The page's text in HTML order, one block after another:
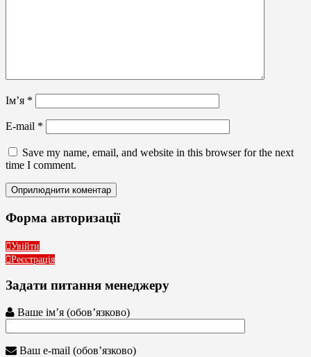
Ім’я *
E-mail *
Save my name, email, and website in this browser for the next
time I comment.
Форма авторизації
Увійти
Реєстрація
Задати питання менеджеру
Ваше ім’я (обов’язково)
Ваш e-mail (обов’язково)